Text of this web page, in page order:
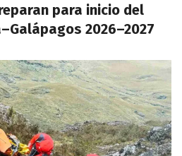
para inicio del
2026–2027